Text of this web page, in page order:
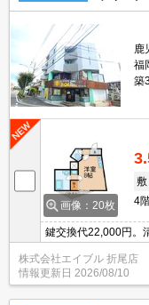
鹿
福
築
画像：20枚
敷
4
鍵交換代22,000円。
基付き。TVインター
株式会社エイブル 折尾店
情報更新日 2026/08/10